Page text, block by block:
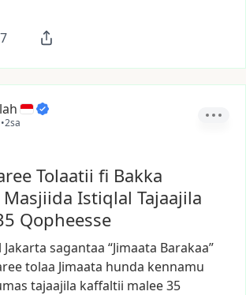
7
•2sa
Tolaatii fi Bakka
Istiqlal Tajaajila
Qopheesse
Jakarta sagantaa “Jimaata Barakaa”
tolaa Jimaata hunda kennamu
tajaajila kaffaltii malee35